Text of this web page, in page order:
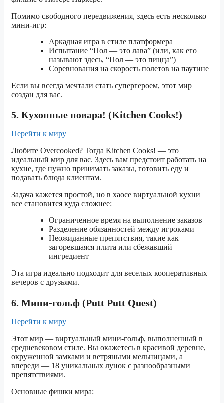
Помимо свободного передвижения, здесь есть несколько
мини-игр:
Аркадная игра в стиле платформера
Испытание “Пол — это лава” (или, как его
называют здесь, “Пол — это пицца”)
Соревнования на скорость полетов на паутине
Если вы всегда мечтали стать супергероем, этот мир
создан для вас.
5. Кухонные повара! (Kitchen Cooks!)
Перейти к миру
Любите Overcooked? Тогда Kitchen Cooks! — это
идеальный мир для вас. Здесь вам предстоит работать на
кухне, где нужно принимать заказы, готовить еду и
подавать блюда клиентам.
Задача кажется простой, но в хаосе виртуальной кухни
все становится куда сложнее:
Ограниченное время на выполнение заказов
Разделение обязанностей между игроками
Неожиданные препятствия, такие как
загоревшаяся плита или сбежавший
ингредиент
Эта игра идеально подходит для веселых кооперативных
вечеров с друзьями.
6. Мини-гольф (Putt Putt Quest)
Перейти к миру
Этот мир — виртуальный мини-гольф, выполненный в
средневековом стиле. Вы окажетесь в красивой деревне,
окруженной замками и ветряными мельницами, а
впереди — 18 уникальных лунок с разнообразными
препятствиями.
Основные фишки мира: